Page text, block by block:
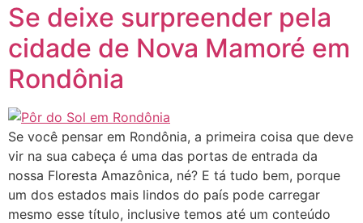
Se deixe surpreender pela
cidade de Nova Mamoré em
Rondônia
Se você pensar em Rondônia, a primeira coisa que deve
vir na sua cabeça é uma das portas de entrada da
nossa Floresta Amazônica, né? E tá tudo bem, porque
um dos estados mais lindos do país pode carregar
mesmo esse título, inclusive temos até um conteúdo